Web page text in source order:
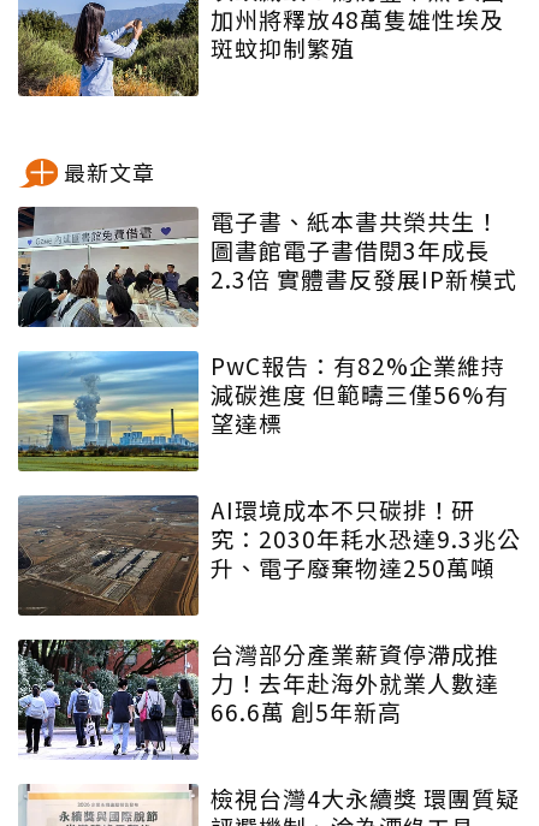
加州將釋放48萬隻雄性埃及
斑蚊抑制繁殖
最新文章
電子書、紙本書共榮共生！
圖書館電子書借閱3年成長
2.3倍 實體書反發展IP新模式
PwC報告：有82%企業維持
減碳進度 但範疇三僅56%有
望達標
AI環境成本不只碳排！研
究：2030年耗水恐達9.3兆公
升、電子廢棄物達250萬噸
台灣部分產業薪資停滯成推
力！去年赴海外就業人數達
66.6萬 創5年新高
檢視台灣4大永續獎 環團質疑